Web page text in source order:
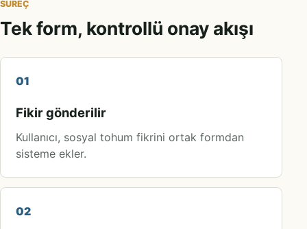
SÜREÇ
Tek form, kontrollü onay akışı
01
Fikir gönderilir
Kullanıcı, sosyal tohum fikrini ortak formdan
sisteme ekler.
02